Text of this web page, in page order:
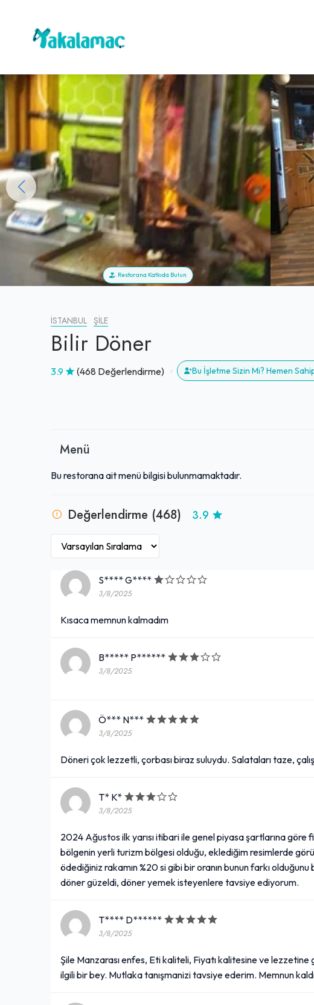
Restorana Katkıda Bulun
İSTANBUL ŞILE
Bilir Döner
3.9 (468 Değerlendirme) Bu İşletme Sizin Mi? Hemen
Menü
Bu restorana ait menü bilgisi bulunmamaktadır.
Değerlendirme (468) 3.9
S**** G****
3/8/2025
Kısaca memnun kalmadım
B***** P******
3/8/2025
Ö*** N***
3/8/2025
Döneri çok lezzetli, çorbası biraz suluydu. Salataları taze,
T* K*
3/8/2025
2024 Ağustos ilk yarısı itibari ile genel piyasa şartlarına göre
bölgenin yerli turizm bölgesi olduğu, eklediğim resimlerde
ödediğiniz rakamın %20 si gibi bir oranın bunun farkı
döner güzeldi, döner yemek isteyenlere tavsiye ediyorum.
T**** D******
3/8/2025
Şile Manzarası enfes, Eti kaliteli, Fiyatı kalitesine ve
ilgili bir bey. Mutlaka tanışmanizi tavsiye ederim. Memnun